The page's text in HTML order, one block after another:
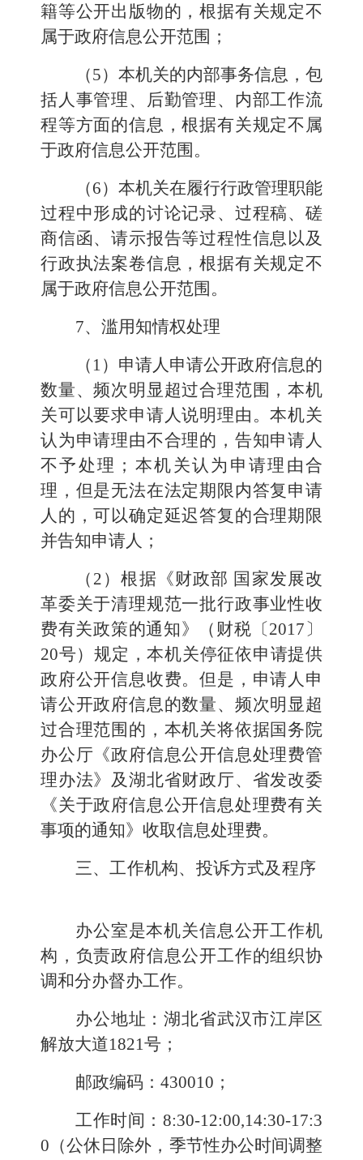
籍等公开出版物的，根据有关规定不
属于政府信息公开范围；
（5）本机关的内部事务信息，包
括人事管理、后勤管理、内部工作流
程等方面的信息，根据有关规定不属
于政府信息公开范围。
（6）本机关在履行行政管理职能
过程中形成的讨论记录、过程稿、磋
商信函、请示报告等过程性信息以及
行政执法案卷信息，根据有关规定不
属于政府信息公开范围。
7、滥用知情权处理
（1）申请人申请公开政府信息的
数量、频次明显超过合理范围，本机
关可以要求申请人说明理由。本机关
认为申请理由不合理的，告知申请人
不予处理；本机关认为申请理由合
理，但是无法在法定期限内答复申请
人的，可以确定延迟答复的合理期限
并告知申请人；
（2）根据《财政部 国家发展改
革委关于清理规范一批行政事业性收
费有关政策的通知》（财税〔2017〕
20号）规定，本机关停征依申请提供
政府公开信息收费。但是，申请人申
请公开政府信息的数量、频次明显超
过合理范围的，本机关将依据国务院
办公厅《政府信息公开信息处理费管
理办法》及湖北省财政厅、省发改委
《关于政府信息公开信息处理费有关
事项的通知》收取信息处理费。
三、工作机构、投诉方式及程序
办公室是本机关信息公开工作机
构，负责政府信息公开工作的组织协
调和分办督办工作。
办公地址：湖北省武汉市江岸区
解放大道1821号；
邮政编码：430010 ；
工作时间：8:30-12:00,14:30-17:3
0（公休日除外，季节性办公时间调整